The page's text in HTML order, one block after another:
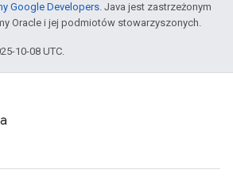
Google Developers. Java jest zastrzeżonym
Oracle i jej podmiotów stowarzyszonych.
10-08 UTC.